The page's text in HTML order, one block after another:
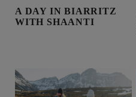
A DAY IN BIARRITZ
WITH SHAANTI